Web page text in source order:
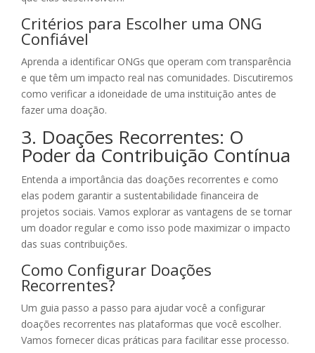
Critérios para Escolher uma ONG
Confiável
Aprenda a identificar ONGs que operam com transparência
e que têm um impacto real nas comunidades. Discutiremos
como verificar a idoneidade de uma instituição antes de
fazer uma doação.
3. Doações Recorrentes: O
Poder da Contribuição Contínua
Entenda a importância das doações recorrentes e como
elas podem garantir a sustentabilidade financeira de
projetos sociais. Vamos explorar as vantagens de se tornar
um doador regular e como isso pode maximizar o impacto
das suas contribuições.
Como Configurar Doações
Recorrentes?
Um guia passo a passo para ajudar você a configurar
doações recorrentes nas plataformas que você escolher.
Vamos fornecer dicas práticas para facilitar esse processo.